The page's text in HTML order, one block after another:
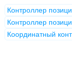
Контроллер
Контроллер
Координатный